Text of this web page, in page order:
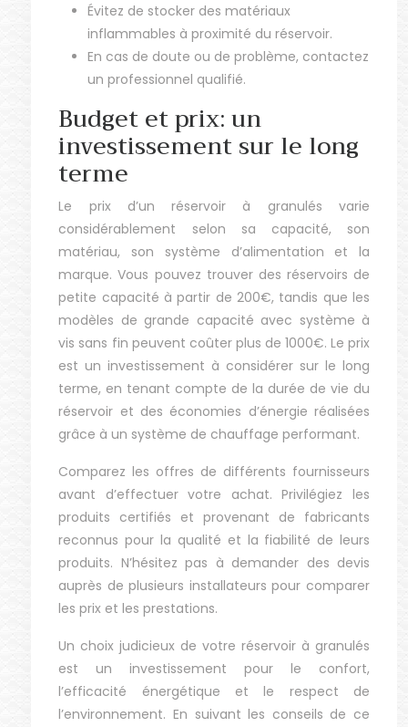
Évitez de stocker des matériaux
inflammables à proximité du réservoir.
En cas de doute ou de problème, contactez
un professionnel qualifié.
Budget et prix: un
investissement sur le long
terme
Le prix d’un réservoir à granulés varie
considérablement selon sa capacité, son
matériau, son système d’alimentation et la
marque. Vous pouvez trouver des réservoirs de
petite capacité à partir de 200€, tandis que les
modèles de grande capacité avec système à
vis sans fin peuvent coûter plus de 1000€. Le prix
est un investissement à considérer sur le long
terme, en tenant compte de la durée de vie du
réservoir et des économies d’énergie réalisées
grâce à un système de chauffage performant.
Comparez les offres de différents fournisseurs
avant d’effectuer votre achat. Privilégiez les
produits certifiés et provenant de fabricants
reconnus pour la qualité et la fiabilité de leurs
produits. N’hésitez pas à demander des devis
auprès de plusieurs installateurs pour comparer
les prix et les prestations.
Un choix judicieux de votre réservoir à granulés
est un investissement pour le confort,
l’efficacité énergétique et le respect de
l’environnement. En suivant les conseils de ce